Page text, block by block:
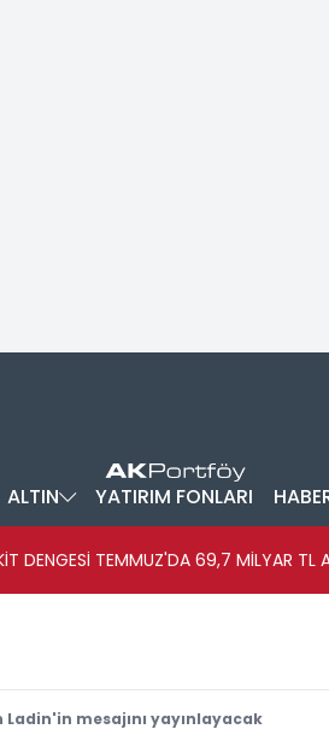
ALTIN YATIRIM FONLARI
DENGESİ TEMMUZ'DA 69,7 MİLYAR
Ladin'in mesajını yayınlayacak